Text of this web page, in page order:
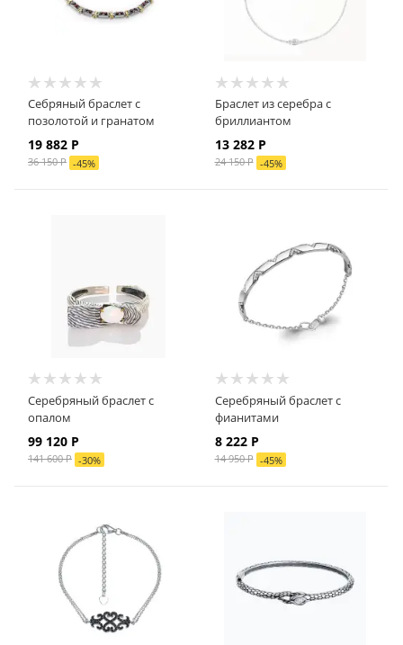
Себряный браслет с
позолотой и гранатом
19 882 Р
36 150 Р -45%
Браслет из серебра с
бриллиантом
13 282 Р
24 150 Р -45%
Серебряный браслет с
опалом
99 120 Р
141 600 Р -30%
Серебряный браслет с
фианитами
8 222 Р
14 950 Р -45%